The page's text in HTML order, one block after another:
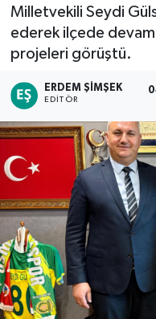
Milletvekili Seydi
ederek ilçede devam
projeleri görüştü.
ERDEM ŞIMŞEK
EDITÖR